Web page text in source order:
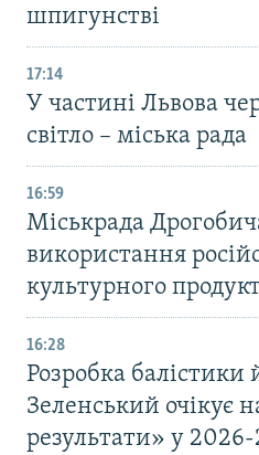
шпигунстві
17:14
У частині Львова
світло – міська рада
16:59
Міськрада
використання
культурного
16:28
Розробка балістики
Зеленський очікує
результати» у